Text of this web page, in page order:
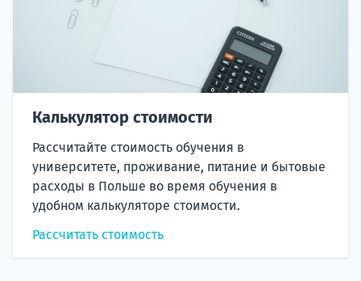
Калькулятор стоимости
Рассчитайте стоимость обучения в
университете, проживание, питание и бытовые
расходы в Польше во время обучения в
удобном калькуляторе стоимости.
Рассчитать стоимость